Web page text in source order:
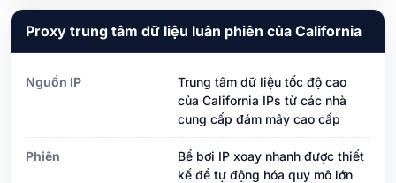
Proxy trung tâm dữ liệu luân phiên của California
Nguồn IP
Trung tâm dữ liệu tốc độ cao
của California IPs từ các nhà
cung cấp đám mây cao cấp
Phiên
Bể bơi IP xoay nhanh được thiết
kế để tự động hóa quy mô lớn